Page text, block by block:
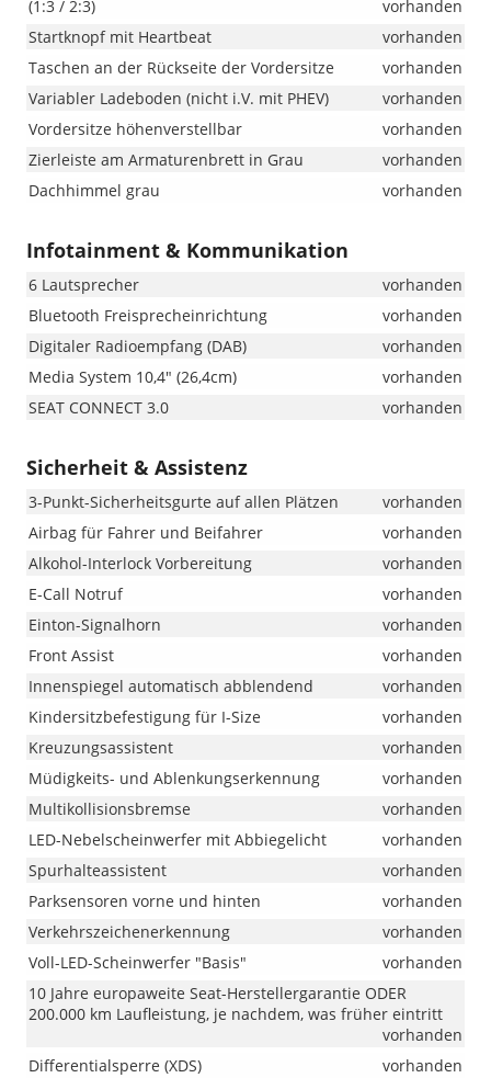
(1:3 / 2:3)
vorhanden
Startknopf mit Heartbeat
vorhanden
Taschen an der Rückseite der Vordersitze
vorhanden
Variabler Ladeboden (nicht i.V. mit PHEV)
vorhanden
Vordersitze höhenverstellbar
vorhanden
Zierleiste am Armaturenbrett in Grau
vorhanden
Dachhimmel grau
vorhanden
Infotainment & Kommunikation
6 Lautsprecher
vorhanden
Bluetooth Freisprecheinrichtung
vorhanden
Digitaler Radioempfang (DAB)
vorhanden
Media System 10,4" (26,4cm)
vorhanden
SEAT CONNECT 3.0
vorhanden
Sicherheit & Assistenz
3-Punkt-Sicherheitsgurte auf allen Plätzen
vorhanden
Airbag für Fahrer und Beifahrer
vorhanden
Alkohol-Interlock Vorbereitung
vorhanden
E-Call Notruf
vorhanden
Einton-Signalhorn
vorhanden
Front Assist
vorhanden
Innenspiegel automatisch abblendend
vorhanden
Kindersitzbefestigung für I-Size
vorhanden
Kreuzungsassistent
vorhanden
Müdigkeits- und Ablenkungserkennung
vorhanden
Multikollisionsbremse
vorhanden
LED-Nebelscheinwerfer mit Abbiegelicht
vorhanden
Spurhalteassistent
vorhanden
Parksensoren vorne und hinten
vorhanden
Verkehrszeichenerkennung
vorhanden
Voll-LED-Scheinwerfer "Basis"
vorhanden
10 Jahre europaweite Seat-Herstellergarantie ODER
200.000 km Laufleistung, je nachdem, was früher eintritt
vorhanden
Differentialsperre (XDS)
vorhanden